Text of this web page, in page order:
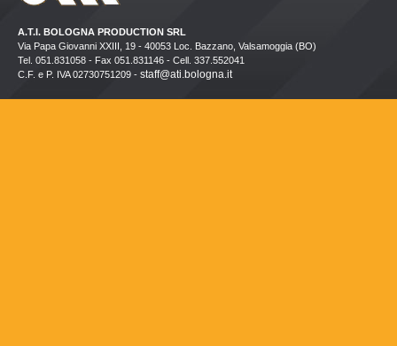
A.T.I. BOLOGNA PRODUCTION SRL
Via Papa Giovanni XXIII, 19 - 40053 Loc. Bazzano, Valsamoggia (BO)
Tel. 051.831058 - Fax 051.831146 - Cell. 337.552041
C.F. e P. IVA 02730751209 - staff@ati.bologna.it